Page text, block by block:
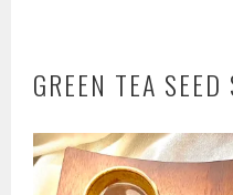
GREEN TEA